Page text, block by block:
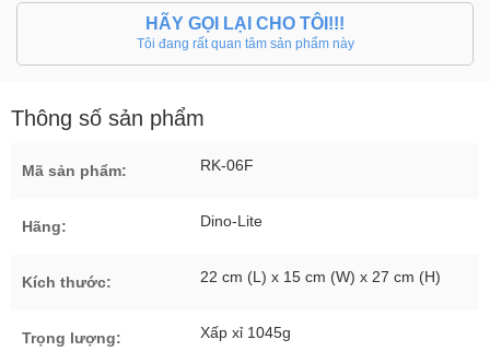
HÃY GỌI LẠI CHO TÔI!!!
Tôi đang rất quan tâm sản phẩm này
Thông số sản phẩm
Mã sản phẩm: RK-06F
Hãng: Dino-Lite
Kích thước: 22 cm (L) x 15 cm (W) x 27 cm (H)
Trọng lượng: Xấp xỉ 1045g